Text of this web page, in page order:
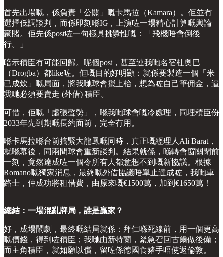
首先出場嘅，係負責「公關」嘅卡馬拉（Kamara）。佢並冇
選擇低調談判，而係即刻喺IG，上演咗一場精心計算嘅輿論
豪賭。佢先係post咗一句極具挑釁性嘅：「飛機唔會倒後
行。」
暗示積臣冇可能回歸。呢個post，甚至連我哋名宿杜奧巴
（Drogba）都like咗。佢嘅目的好明顯：就係要製造一個「米
已成炊」嘅局面，將我哋球會擺上枱，想為咗自己筆佣金，逼
我哋必須要賣走 (外借) 積臣。
可惜，佢嘅「虛張聲勢」，喺我哋球會嘅冷處理，同埋積臣份
2033年先到期嘅長約面前，完全冇用。
喺卡馬拉喺台前搞緊大龍鳳嘅同時，真正嘅經理人Ali Barat，
就喺幕後，同兩間球會重新談判。結果就係，喺轉會窗關閉前
一刻，竟然達成咗一個令所有人都意想不到嘅新協議。根據
Romano嘅獨家消息，最終嘅外借協議唔單止達成咗，我哋車
路士，仲成功將租借費，由原來嘅€1500萬，加到€1650萬！
總結：一場混亂牌局，誰是贏家？
好，成場鬧劇，最終嘅結局就係：拜仁喺死線前，用一個更高
嘅價錢，得到咗積臣；我哋由新特蘭，緊急召回古爾做後備；
而主角積臣，就如願以償，留咗係德國食豬手唔使返倫敦。